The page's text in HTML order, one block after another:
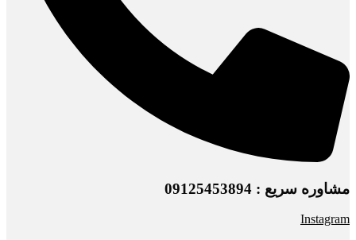
مشاوره سریع : 09125453894
Instagram